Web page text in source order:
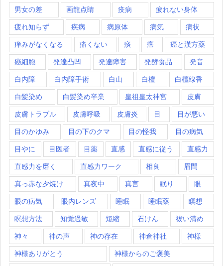
男女の差 画龍点睛 疫病 疲れない身体
疲れ知らず 疾病 病原体 病気 病状
痒みがなくなる 痛くない 痰 癌 癌と漢方薬
癌細胞 発達凸凹 発達障害 発酵食品 発音
白内障 白内障手術 白山 白檀 白檀線香
白髪染め 白髪染め卒業 皇祖皇太神宮 皮膚
皮膚トラブル 皮膚呼吸 皮膚炎 目 目が悪い
目のかゆみ 目の下のクマ 目の怪我 目の病気
目やに 目医者 目薬 直感 直感に従う 直感力
直感力を磨く 直感力ワーク 相良 眉間
真っ赤な夕焼け 真夜中 真言 眠り 眼
眼の病気 眼内レンズ 睡眠 睡眠薬 瞑想
瞑想方法 知覚過敏 短縮 石けん 祓い清め
神々 神の声 神の存在 神倉神社 神様
神様ありがとう 神様からのご褒美